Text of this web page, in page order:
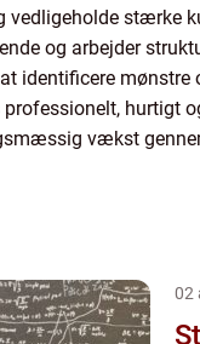
vedligeholde stærke
og arbejder
identificere mønstre
professionelt, hurtigt
vækst
02